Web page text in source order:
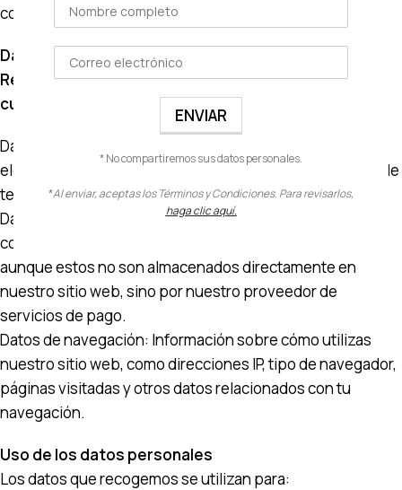
* No compartiremos sus datos personales.
*Al enviar, aceptas los Términos y Condiciones. Para revisarlos,
haga clic aquí.
compras en línea.
Datos personales que recogemos
Recogemos los siguientes tipos de información
cuando interactúas con nuestro sitio web:
Datos de registro: Nombre, dirección de correo
electrónico, dirección de envío y/o facturación, número de
teléfono.
Datos de pago: Información necesaria para procesar tu
compra, como números de tarjeta de crédito o débito,
aunque estos no son almacenados directamente en
nuestro sitio web, sino por nuestro proveedor de
servicios de pago.
Datos de navegación: Información sobre cómo utilizas
nuestro sitio web, como direcciones IP, tipo de navegador,
páginas visitadas y otros datos relacionados con tu
navegación.
Uso de los datos personales
Los datos que recogemos se utilizan para: